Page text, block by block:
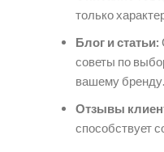
только
Блог и статьи:
советы по
вашему бренду.
Отзывы
способствует